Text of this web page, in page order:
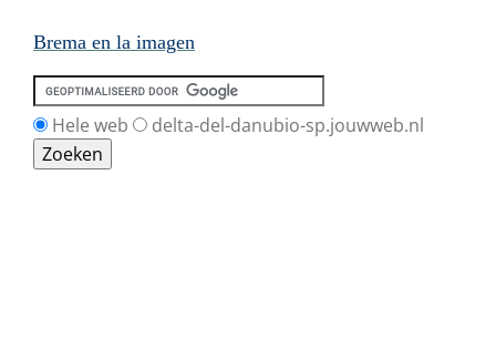
Brema en la imagen
Hele web delta-del-danubio-sp.jouwweb.nl